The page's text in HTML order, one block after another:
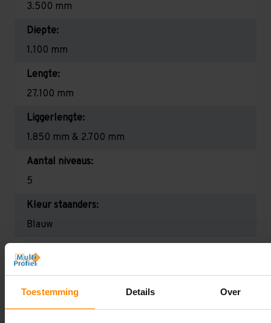
Toestemming Details Over
3.500 mm
Diepte:
1.100 mm
Lengte:
27.100 mm
Liggerlengte:
1.850 mm & 2.700 mm
Aantal niveaus:
5
Kleur staanders:
Blauw
2.650 kg (1.325 kg per pallet) & 2.700 mm is
Maximale jukbelasting: